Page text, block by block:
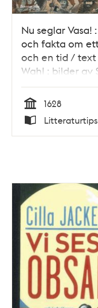
Nu seglar Vasa!
och fakta om
och en tid / text
Wahl ; bilder av
Nordqvist ;
och faktatext av
Stapf m.fl.
Tid
1628
Typ
Litteraturtips